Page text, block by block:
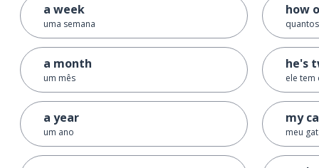
a week
uma semana
a month
um mês
a year
um ano
how
he's
ele tem
my
meu